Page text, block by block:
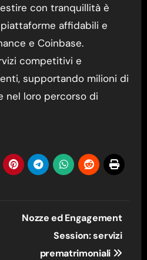
con tranquillità è
affidabili e
e Coinbase.
competitivi e
supportando milioni di
nel loro percorso di
Nozze ed Engagement
Session: servizi
prematrimoniali